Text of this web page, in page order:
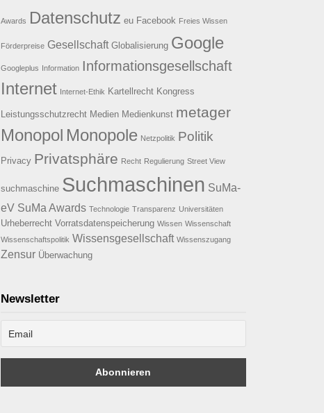
Awards Datenschutz eu Facebook Freies Wissen
Förderpreise Gesellschaft Globalisierung Google
Googleplus Information Informationsgesellschaft
Internet Internet-Ethik Kartellrecht Kongress
Leistungsschutzrecht Medien Medienkunst metager
Monopol Monopole Netzpolitik Politik
Privacy Privatsphäre Recht Regulierung Street View
suchmaschine Suchmaschinen SuMa-
eV SuMa Awards Technologie Transparenz Universitäten
Urheberrecht Vorratsdatenspeicherung Wissen Wissenschaft
Wissenschaftspolitik Wissensgesellschaft Wissenszugang
Zensur Überwachung
Newsletter